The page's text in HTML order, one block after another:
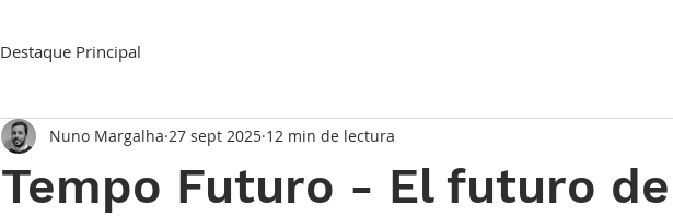
Destaque Principal
Tempo Futuro - El futuro
Nuno Margalha 27 sept 2025 12 min de lectura